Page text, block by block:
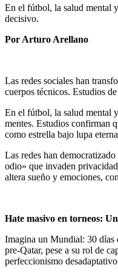
En el fútbol, la salud mental
decisivo.
Por Arturo Arellano
Las redes sociales han
cuerpos técnicos. Estudios
En el fútbol, la salud mental
mentes. Estudios confirman
como estrella bajo lupa
Las redes han
odio» que invaden
altera sueño y emociones,
Hate masivo en torneos:
Imagina un Mundial: 30 días
pre-Qatar, pese a su rol de
perfeccionismo